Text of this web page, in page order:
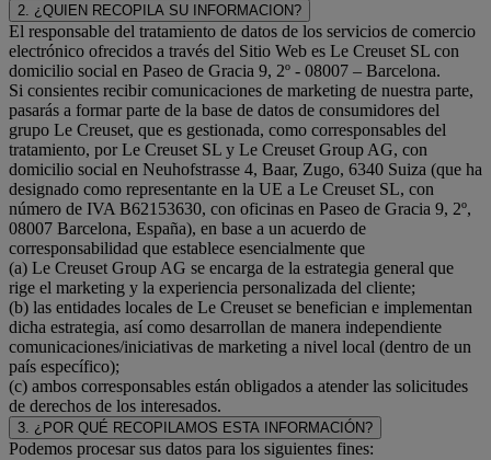
2. ¿QUIEN RECOPILA SU INFORMACION?
El responsable del tratamiento de datos de los servicios de comercio
electrónico ofrecidos a través del Sitio Web es Le Creuset SL con
domicilio social en Paseo de Gracia 9, 2º - 08007 – Barcelona.
Si consientes recibir comunicaciones de marketing de nuestra parte,
pasarás a formar parte de la base de datos de consumidores del
grupo Le Creuset, que es gestionada, como corresponsables del
tratamiento, por Le Creuset SL y Le Creuset Group AG, con
domicilio social en Neuhofstrasse 4, Baar, Zugo, 6340 Suiza (que ha
designado como representante en la UE a Le Creuset SL, con
número de IVA B62153630, con oficinas en Paseo de Gracia 9, 2º,
08007 Barcelona, España), en base a un acuerdo de
corresponsabilidad que establece esencialmente que
(a) Le Creuset Group AG se encarga de la estrategia general que
rige el marketing y la experiencia personalizada del cliente;
(b) las entidades locales de Le Creuset se benefician e implementan
dicha estrategia, así como desarrollan de manera independiente
comunicaciones/iniciativas de marketing a nivel local (dentro de un
país específico);
(c) ambos corresponsables están obligados a atender las solicitudes
de derechos de los interesados.
3. ¿POR QUÉ RECOPILAMOS ESTA INFORMACIÓN?
Podemos procesar sus datos para los siguientes fines: